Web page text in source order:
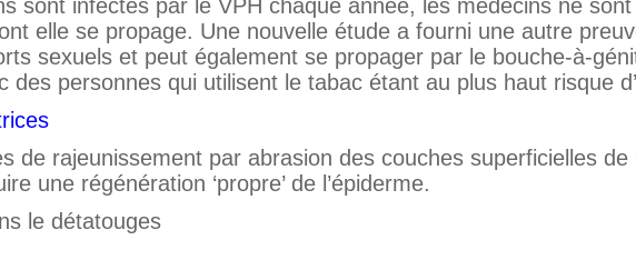
sont infectés par le VPH chaque année, les médecins ne
elle se propage. Une nouvelle étude a fourni une autre
sexuels et peut également se propager par le bouche-à-
des personnes qui utilisent le tabac étant au plus haut risque
de rajeunissement par abrasion des couches superficielles
une régénération ‘propre’ de l’épiderme.
le détatouges